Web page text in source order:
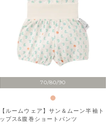
70/80/90
【ルームウェア】サン＆ムーン半袖ト
ップス&腹巻ショートパンツ